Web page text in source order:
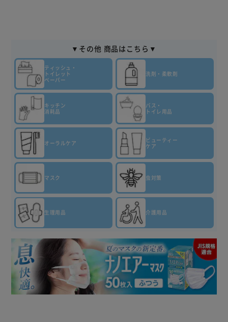
▼その他 商品はこちら▼
ティッシュ・
トイレット
ペーパー
洗剤・柔軟剤
キッチン
消耗品
バス・
トイレ用品
オーラルケア
ビューティー
ケア
マスク 虫対策
生理用品 介護用品